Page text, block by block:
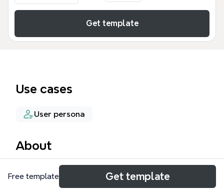
Get template
Use cases
User persona
About
Шаблон Распаковка экспертности в Xmind — это
комплексный инструмент для глубокого анализа
Free template Get template